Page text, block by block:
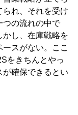
れ、それを受け
つの流れの中で
かし、在庫戦略を
スがない。ここ
をきちんとやっ
が確保できるとい